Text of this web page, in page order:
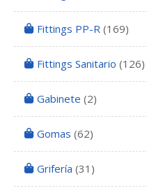
Fittings PP-R (169)
Fittings Sanitario (126)
Gabinete (2)
Gomas (62)
Grifería (31)